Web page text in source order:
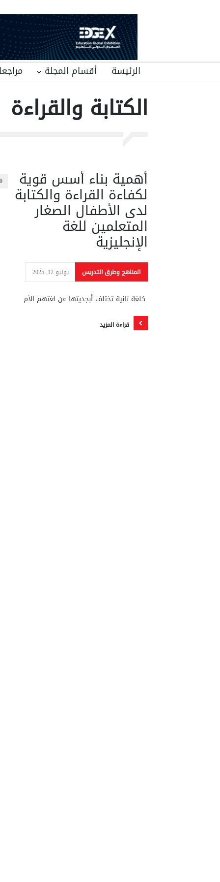
الرئيسة أقسام المجلة
الكتابة والقراءة
أهمية بناء أسس قوية
لكفاءة القراءة والكتابة
لدى الأطفال الصغار
المتعلمين للغة
الإنجليزية
0
المناهج وطرق التدريس يونيو 12, 2025
كلغة ثانية تختلف أبجديتها عن لغتهم الأم
قراءة المزيد